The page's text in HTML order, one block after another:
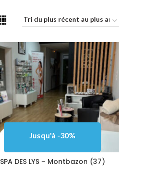
Jusqu'à -30%
SPA DES LYS – Montbazon (37)